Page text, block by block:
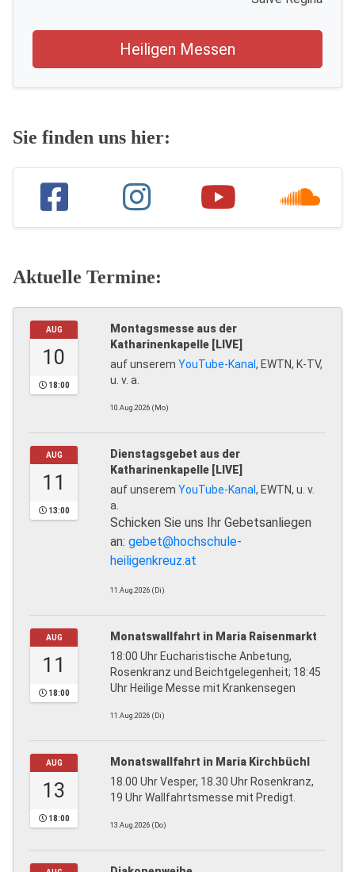
Heiligen Messen
Sie finden uns hier:
Aktuelle Termine:
AUG
10
18:00
Montagsmesse aus der
Katharinenkapelle [LIVE]
auf unserem YouTube-Kanal, EWTN, K-TV,
u. v. a.
10.Aug.2026 (Mo)
AUG
11
13:00
Dienstagsgebet aus der
Katharinenkapelle [LIVE]
auf unserem YouTube-Kanal, EWTN, u. v.
a.
Schicken Sie uns Ihr Gebetsanliegen
an: gebet@hochschule-
heiligenkreuz.at
11.Aug.2026 (Di)
AUG
11
18:00
Monatswallfahrt in Maria Raisenmarkt
18:00 Uhr Eucharistische Anbetung,
Rosenkranz und Beichtgelegenheit; 18:45
Uhr Heilige Messe mit Krankensegen
11.Aug.2026 (Di)
AUG
13
18:00
Monatswallfahrt in Maria Kirchbüchl
18.00 Uhr Vesper, 18.30 Uhr Rosenkranz,
19 Uhr Wallfahrtsmesse mit Predigt.
13.Aug.2026 (Do)